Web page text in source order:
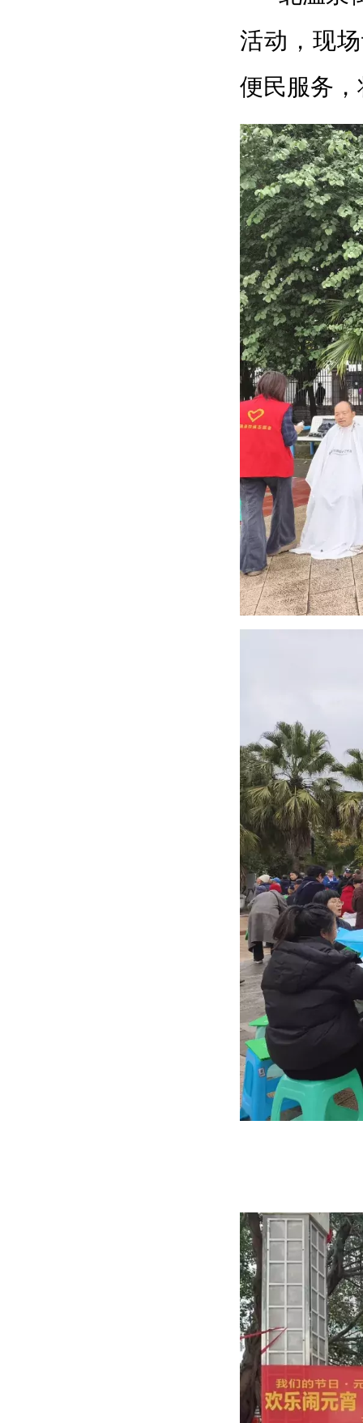
活动，现
便民服务